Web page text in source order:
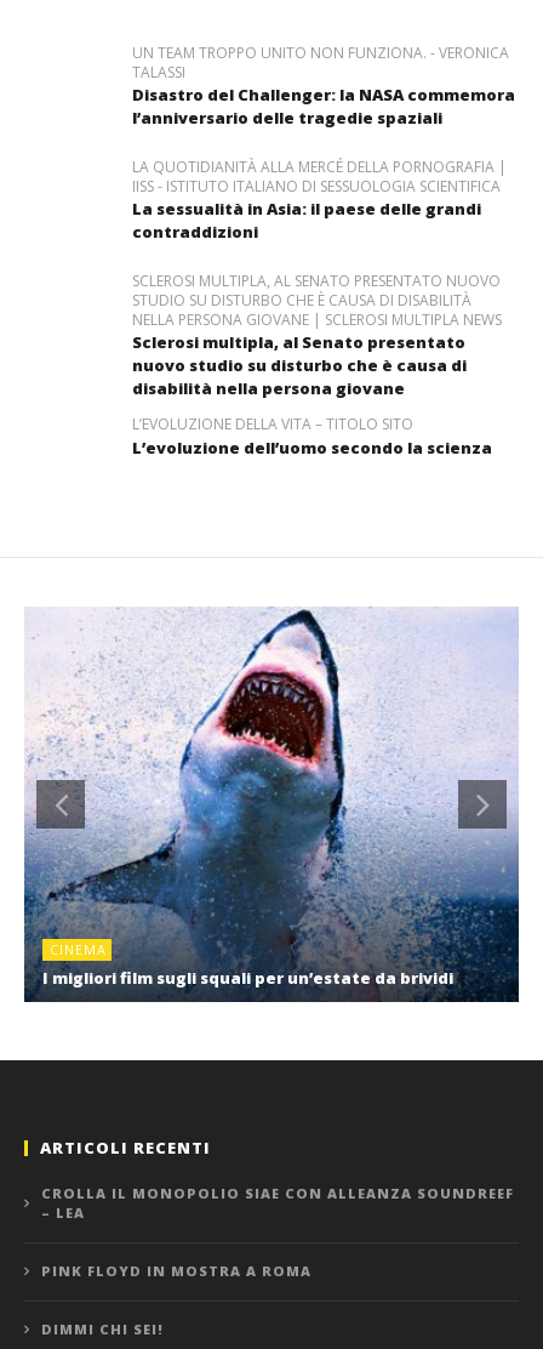
UN TEAM TROPPO UNITO NON FUNZIONA. - VERONICA
TALASSI
Disastro del Challenger: la NASA commemora
l’anniversario delle tragedie spaziali
LA QUOTIDIANITÀ ALLA MERCÉ DELLA PORNOGRAFIA |
IISS - ISTITUTO ITALIANO DI SESSUOLOGIA SCIENTIFICA
La sessualità in Asia: il paese delle grandi
contraddizioni
SCLEROSI MULTIPLA, AL SENATO PRESENTATO NUOVO
STUDIO SU DISTURBO CHE È CAUSA DI DISABILITÀ
NELLA PERSONA GIOVANE | SCLEROSI MULTIPLA NEWS
Sclerosi multipla, al Senato presentato
nuovo studio su disturbo che è causa di
disabilità nella persona giovane
L’EVOLUZIONE DELLA VITA – TITOLO SITO
L’evoluzione dell’uomo secondo la scienza
CINEMA
I migliori film sugli squali per un’estate da brividi
ARTICOLI RECENTI
CROLLA IL MONOPOLIO SIAE CON ALLEANZA SOUNDREEF
– LEA
PINK FLOYD IN MOSTRA A ROMA
DIMMI CHI SEI!